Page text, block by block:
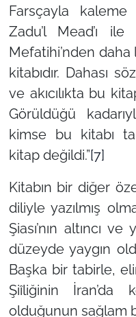
Farsçayla kaleme
Zadu’l Mead’ı
Mefatihi’nden
kitabıdır. Dahası
ve akıcılıkta bu
Görüldüğü
kimse bu kitabı
kitap değildi.”[7]
Kitabın bir diğer
diliyle yazılmış
Şiası’nın altıncı
düzeyde yaygın
Başka bir tabirle,
Şiîliğinin İran’da
olduğunun sağlam